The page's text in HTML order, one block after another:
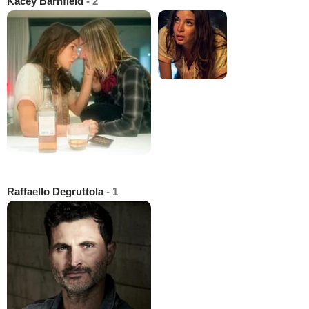
Raffaello Degruttola- 1